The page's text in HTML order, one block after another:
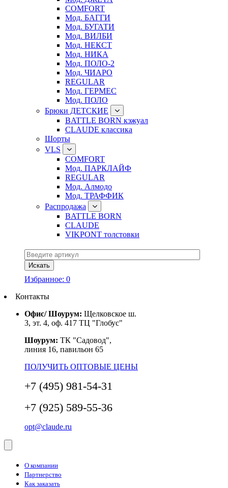
COMFORT
Мод. БАГГИ
Мод. БУГАТИ
Мод. ВИЛБИ
Мод. НЕКСТ
Мод. НИКА
Мод. ПОЛО-2
Мод. ЧИАРО
REGULAR
Мод. ГЕРМЕС
Мод. ПОЛО
Брюки ДЕТСКИЕ
BATTLE BORN кэжуал
CLAUDE классика
Шорты
VLS
COMFORT
Мод. ПАРКЛАЙФ
REGULAR
Мод. Алмодо
Мод. ТРАФФИК
Распродажа
BATTLE BORN
CLAUDE
VIKPONT толстовки
Избранное: 0
Контакты
Офис/ Шоурум: Щелковское ш.
3, эт. 4, оф. 417 ТЦ "Глобус"
Шоурум: ТК "Садовод",
линия 16, павильон 65
ПОЛУЧИТЬ ОПТОВЫЕ ЦЕНЫ
+7 (495) 981-54-31
+7 (925) 589-55-36
opt@claude.ru
О компании
Партнерство
Как заказать